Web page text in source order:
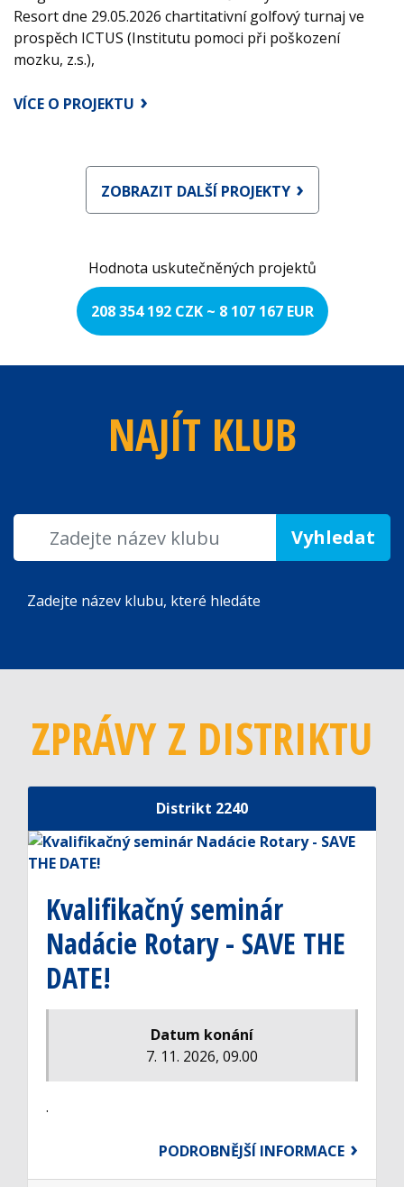
Resort dne 29.05.2026 chartitativní golfový turnaj ve
prospěch ICTUS (Institutu pomoci při poškození
mozku, z.s.),
VÍCE O PROJEKTU
ZOBRAZIT DALŠÍ PROJEKTY
Hodnota uskutečněných projektů
208 354 192 CZK ~ 8 107 167 EUR
NAJÍT KLUB
Zadejte název klubu, které hledáte
ZPRÁVY Z DISTRIKTU
Distrikt 2240
Kvalifikačný seminár
Nadácie Rotary - SAVE THE
DATE!
Datum konání
7. 11. 2026, 09.00
.
PODROBNĚJŠÍ INFORMACE